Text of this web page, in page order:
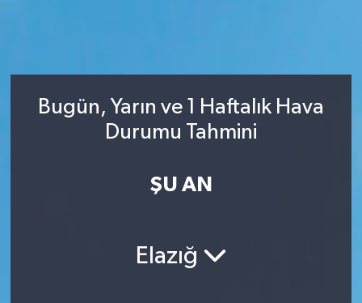
Bugün, Yarın ve 1 Haftalık Hava
Durumu Tahmini
ŞU AN
Elazığ
Haber Arşivi